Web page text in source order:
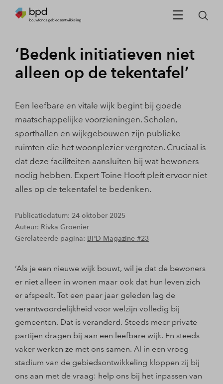
‘Bedenk initiatieven niet
alleen op de tekentafel’
Een leefbare en vitale wijk begint bij goede
maatschappelijke voorzieningen. Scholen,
sporthallen en wijkgebouwen zijn publieke
ruimten die het woonplezier vergroten. Cruciaal is
dat deze faciliteiten aansluiten bij wat bewoners
nodig hebben. Expert Toine Hooft pleit ervoor niet
alles op de tekentafel te bedenken.
Publicatiedatum: 24 oktober 2025
Auteur: Rivka Groenier
Gerelateerde pagina: BPD Magazine #23
‘Als je een nieuwe wijk bouwt, wil je dat de bewoners
er niet alleen in wonen maar ook dat hun leven zich
er afspeelt. Tot een paar jaar geleden lag de
verantwoordelijkheid voor welzijn volledig bij
gemeenten. Dat is veranderd. Steeds meer private
partijen dragen bij aan een leefbare wijk. En steeds
vaker werken ze met ons samen. Al in een vroeg
stadium van de gebiedsontwikkeling kloppen zij bij
ons aan met de vraag: help ons bij het inpassen van